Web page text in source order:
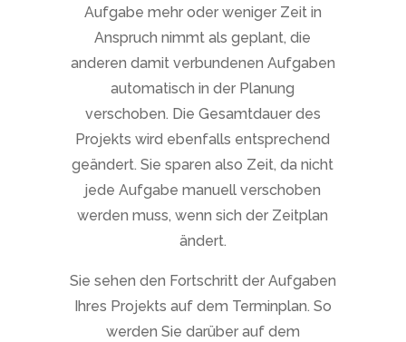
Aufgabe mehr oder weniger Zeit in
Anspruch nimmt als geplant, die
anderen damit verbundenen Aufgaben
automatisch in der Planung
verschoben. Die Gesamtdauer des
Projekts wird ebenfalls entsprechend
geändert. Sie sparen also Zeit, da nicht
jede Aufgabe manuell verschoben
werden muss, wenn sich der Zeitplan
ändert.
Sie sehen den Fortschritt der Aufgaben
Ihres Projekts auf dem Terminplan. So
werden Sie darüber auf dem